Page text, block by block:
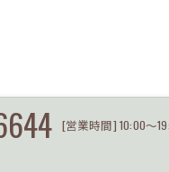
[営業時間] 10:00～